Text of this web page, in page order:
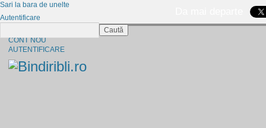
CONT NOU
AUTENTIFICARE
Sari la bara de unelte
Autentificare
Caută